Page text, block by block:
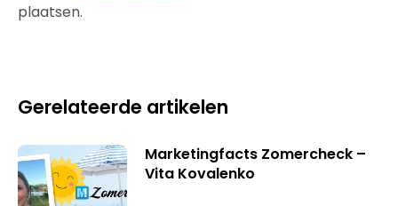
plaatsen.
Gerelateerde artikelen
Marketingfacts Zomercheck –
Vita Kovalenko